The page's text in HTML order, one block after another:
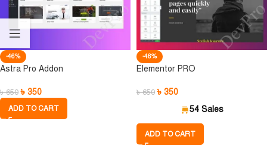
-46%
Astra Pro Addon
৳650 ৳ 350
ADD TO CART
-46%
Elementor PRO
৳650 ৳ 350
54 Sales
ADD TO CART